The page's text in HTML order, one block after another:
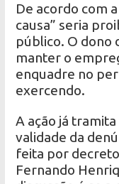
De acordo com
causa” seria
público. O dono
manter o
enquadre no
exercendo.
A ação já
validade da
feita por
Fernando